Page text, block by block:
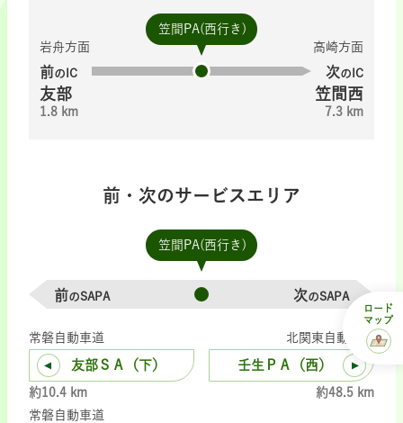
笠間PA(西行き)
岩舟方面
前のIC
友部
1.8 km
高崎方面
次のIC
笠間西
7.3 km
前・次のサービスエリア
笠間PA(西行き)
前のSAPA 次のSAPA
常磐自動車道
友部ＳＡ（下）
約10.4 km
常磐自動車道
北関東自動車道
壬生ＰＡ（西）
約48.5 km
ロード
マップ